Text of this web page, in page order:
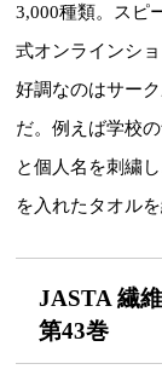
3,000種類。スピ
式オンラインシ
好調なのはサー
だ。例えば学校
と個人名を刺繍
を入れたタオル
JASTA 繊
第43巻